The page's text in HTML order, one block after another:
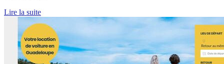
Lire la suite